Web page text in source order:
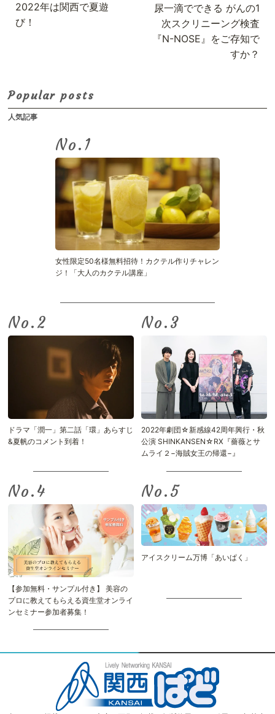
2022年は関西で夏遊
び！
尿一滴でできる がんの1
次スクリニーング検査
『N-NOSE』をご存知で
すか？
Popular posts
人気記事
No.
女性限定50名様無料招待！カクテル作りチャレン
ジ！「大人のカクテル講座」
No.
ドラマ「潤一」第二話「環」あらすじ
&夏帆のコメント到着！
No.
2022年劇団☆新感線42周年興行・秋
公演 SHINKANSEN☆RX『薔薇とサ
ムライ２−海賊女王の帰還−』
No.
【参加無料・サンプル付き】 美容の
プロに教えてもらえる資生堂オンライ
ンセミナー参加者募集！
No.
アイスクリーム万博「あいぱく」